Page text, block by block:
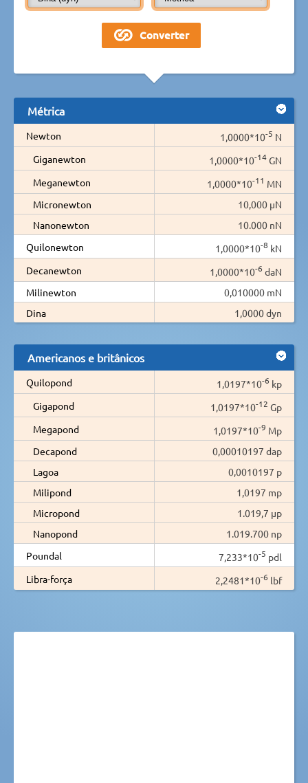
Métrica
Newton 1,0000*10-5 N
Giganewton
1,0000*10-14GN
Meganewton
1,0000*10-11 MN
Micronewton
10,000 µN
Nanonewton
10.000 nN
Quilonewton
1,0000*10-8 kN
Decanewton
1,0000*10-6 daN
Milinewton
0,010000 mN
Dina
1,0000 dyn
Americanos e britânicos
Quilopond 1,0197*10-6 kp
Gigapond
1,0197*10-12 Gp
Megapond
1,0197*10-9 Mp
Decapond
0,00010197 dap
Lagoa
0,0010197 p
Milipond
1,0197 mp
Micropond
1.019,7 µp
Nanopond
1.019.700 np
Poundal
7,233*10-5 pdl
Libra-força
2,2481*10-6 lbf